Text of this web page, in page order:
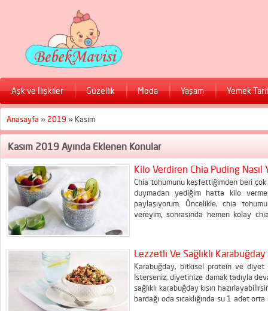
Aşk ve İlişkiler Güzellik Moda Yaşam Yemek
Anasayfa » 2019 » Kasım
Kasım 2019 Ayında Eklenen Konular
Kilo Verdiren Chia Puding Nasıl
Chia tohumunu keşfettiğimden beri çok
duymadan yediğim hatta kilo
paylaşıyorum. Öncelikle, chia
vereyim, sonrasında hemen kolay
Lezzetli Ve Sağlıklı Karabuğday
Karabuğday, bitkisel protein ve diyet
İsterseniz, diyetinize damak tadıyla
sağlıklı karabuğday kısırı
bardağı oda sıcaklığında su 1 adet